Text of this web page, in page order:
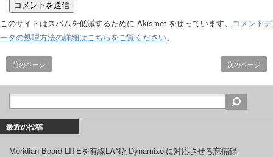
このサイトはスパムを低減するために Akismet を使っています。 コメントデ
ータの処理方法の詳細はこちらをご覧ください。
前のページ 次のページ
最近の投稿
Meridian Board LITEを有線LANとDynamixelに対応させる忘備録